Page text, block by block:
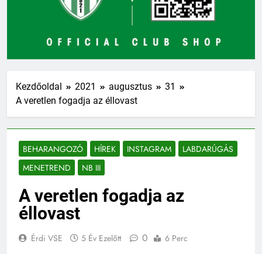
Kezdőoldal 2021 augusztus
31
A veretlen fogadja az éllovast
BEHARANGOZÓ HÍREK INSTAGRAM
LABDARÚGÁS
MENETREND
NB III
A veretlen fogadja az
éllovast
Érdi VSE 5 Év Ezelőtt 0 6 Perc